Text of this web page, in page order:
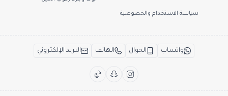
سياسة الاستخدام والخصوصية
واتساب الجوال الهاتف البريد الإلكتروني